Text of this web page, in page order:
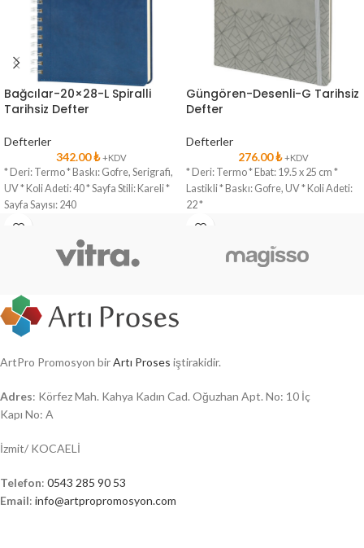
Bağcılar-20×28-L Spiralli
Tarihsiz Defter
Defterler
342.00₺ +KDV
* Deri: Termo * Baskı: Gofre, Serigrafi,
UV * Koli Adeti: 40 * Sayfa Stili: Kareli *
Sayfa Sayısı: 240
Güngören-Desenli-G Tarihsiz
Defter
Defterler
276.00₺ +KDV
* Deri: Termo * Ebat: 19.5 x 25 cm *
Lastikli * Baskı: Gofre, UV * Koli Adeti:
22 *
ArtPro Promosyon birArtı Proses iştirakidir.
Adres: Körfez Mah. Kahya Kadın Cad. Oğuzhan Apt. No: 10 İç
Kapı No: A
İzmit/ KOCAELİ
Telefon: 0543 285 90 53
Email: info@artpropromosyon.com